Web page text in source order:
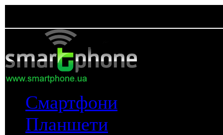
Смартфони
Планшети